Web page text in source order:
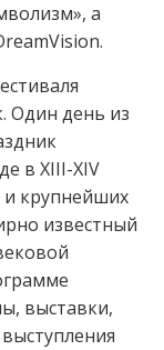
а
Один день из
в ХIII-ХIV
и крупнейших
известный
выставки,